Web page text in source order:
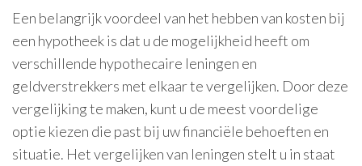
Een belangrijk voordeel van het hebben van kosten bij
een hypotheek is dat u de mogelijkheid heeft om
verschillende hypothecaire leningen en
geldverstrekkers met elkaar te vergelijken. Door deze
vergelijking te maken, kunt u de meest voordelige
optie kiezen die past bij uw financiële behoeften en
situatie. Het vergelijken van leningen stelt u in staat